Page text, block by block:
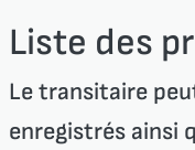
Liste des
Le transitaire
enregistrés ainsi